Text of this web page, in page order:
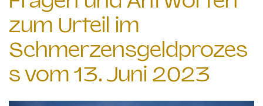
zum Urteil im
Schmerzensgeldprozes
s vom 13. Juni 2023